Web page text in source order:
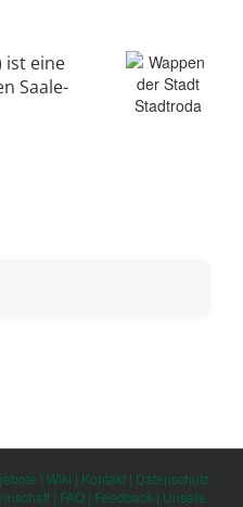
ist eine
Saale-
| Wiki | Kontakt | Datenschutz
| FAQ| Feedback | Unsere